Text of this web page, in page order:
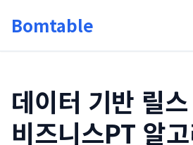
Bomtable
데이터 기반 릴
비즈니스PT 알